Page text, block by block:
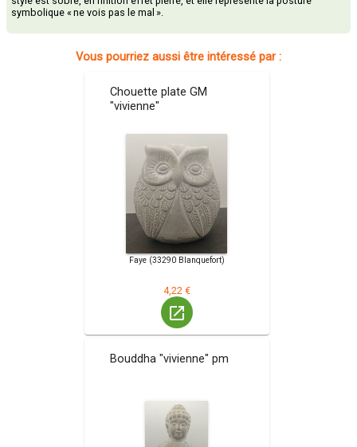
symbolique « ne vois pas le mal ».
Vous pourriez aussi être intéressé par :
Chouette plate GM
"vivienne"
Faye (33290 Blanquefort)
4,22 €
launch
Bouddha "vivienne" pm